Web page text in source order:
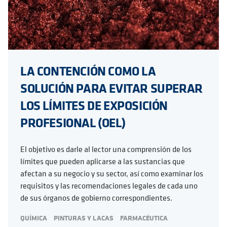
LA CONTENCIÓN COMO LA
SOLUCIÓN PARA EVITAR SUPERAR
LOS LÍMITES DE EXPOSICIÓN
PROFESIONAL (OEL)
El objetivo es darle al lector una comprensión de los
límites que pueden aplicarse a las sustancias que
afectan a su negocio y su sector, así como examinar los
requisitos y las recomendaciones legales de cada uno
de sus órganos de gobierno correspondientes.
QUÍMICA PINTURAS Y LACAS FARMACÉUTICA